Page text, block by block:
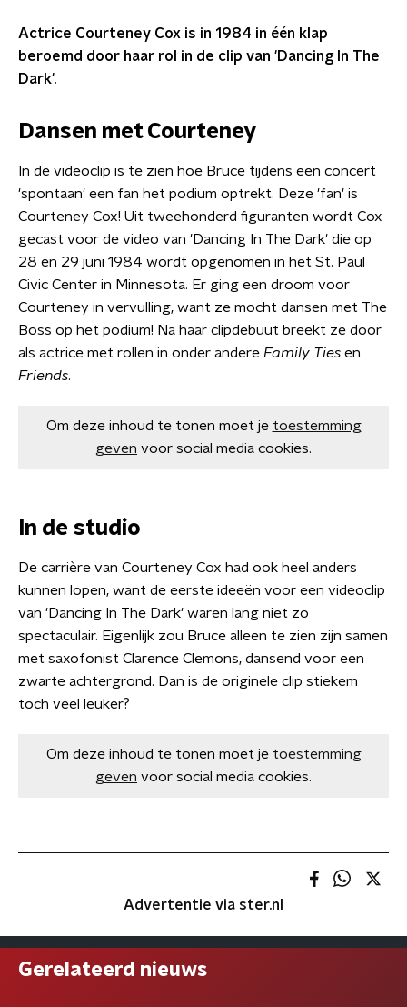
Actrice Courteney Cox is in 1984 in één klap
beroemd door haar rol in de clip van 'Dancing In The
Dark'.
Dansen met Courteney
​In de videoclip is te zien hoe Bruce tijdens een concert
'spontaan' een fan het podium optrekt. Deze 'fan' is
Courteney Cox! Uit tweehonderd figuranten wordt Cox
gecast voor de video van 'Dancing In The Dark' die op
28 en 29 juni 1984 wordt opgenomen in het St. Paul
Civic Center in Minnesota. Er ging een droom voor
Courteney in vervulling, want ze mocht dansen met The
Boss op het podium! Na haar clipdebuut breekt ze door
als actrice met rollen in onder andere Family Ties en
Friends.
Om deze inhoud te tonen moet je toestemming
geven voor social media cookies.
In de studio
De carrière van Courteney Cox had ook heel anders
kunnen lopen, want de eerste ideeën voor een videoclip
van 'Dancing In The Dark' waren lang niet zo
spectaculair. Eigenlijk zou Bruce alleen te zien zijn samen
met saxofonist Clarence Clemons, dansend voor een
zwarte achtergrond. Dan is de originele clip stiekem
toch veel leuker?
Om deze inhoud te tonen moet je toestemming
geven voor social media cookies.
Advertentie via ster.nl
Gerelateerd nieuws